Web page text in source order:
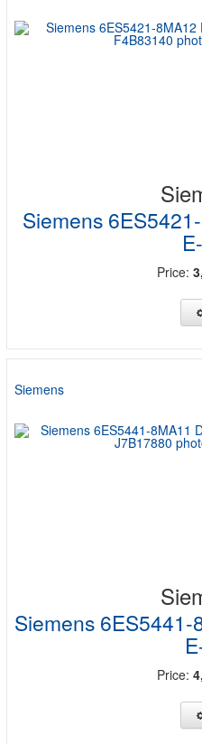
Siemens
Price:
Siemens
Siemens
Price: